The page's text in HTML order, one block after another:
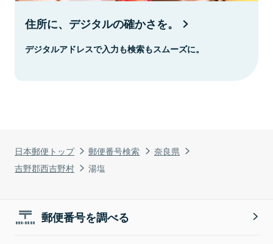
日本郵便トップ 郵便番号検索
奈良県
吉野郡西吉野村
湯塩
住所に、デジタルの確かさを。
デジタルアドレスで入力も検索もスムーズに。
郵便番号を調べる